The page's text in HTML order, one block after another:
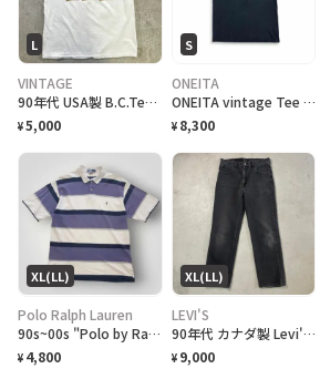
L
VINTAGE
90年代 USA製 B.C.Tee celebrate アートプリントTシャツ メンズL相当 古着 90s VINTAGE ヴィンテージ カナダ BC州 100周年記念 シングルステッチ 白色
¥5,000
S
ONEITA
ONEITA vintage Tee シングルステッチ Tシャツ BOEING ボーイング
¥ 8,300
XL(LL)
Polo Ralph Lauren
90s~00s "Polo by Ralph Lauren" S/S Border Polo Shirt ラルフローレン ボーダー ポロシャツ [XL]
¥ 4,800
XL(LL)
LEVI'S
90年代 カナダ製 Levi's リーバイス 516 ブラックデニムパンツ ストレート メンズW36 古着 90s ヴィンテージ VINTAGE 後染め グレーデニム フェードブラック 黒
¥ 9,000